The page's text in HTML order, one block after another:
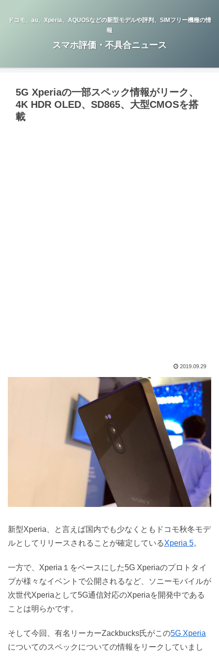
ドコモ、au、Xperia、AQUOSなどの新型モデルや評判、SIMフリー機種の情
報
スマホ評価・不具合ニュース
5G Xperiaの一部スペック情報がリーク、
4K HDR OLED、SD865、大型CMOSを搭
載
2019.09.29
新型Xperia、と言えば国内でも少なくともドコモ秋冬モデ
ルとしてリリースされることが確定しているXperia 5。
一方で、Xperia１をベースにした5G Xperiaのプロトタイ
プが様々なイベントで公開されるなど、ソニーモバイルが
次世代Xperiaとして5G通信対応のXperiaを開発中である
ことは明らかです。
そして今回、有名リーカーZackbucks氏がこの5G Xperia
についてのスペックについての情報をリークしていまし